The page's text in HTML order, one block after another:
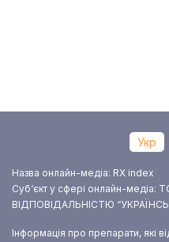
Укр
Назва онлайн-медіа: RX index
Суб‘єкт у сфері онлайн-
ВІДПОВІДАЛЬНІСТЮ
Інформація про препарати, які